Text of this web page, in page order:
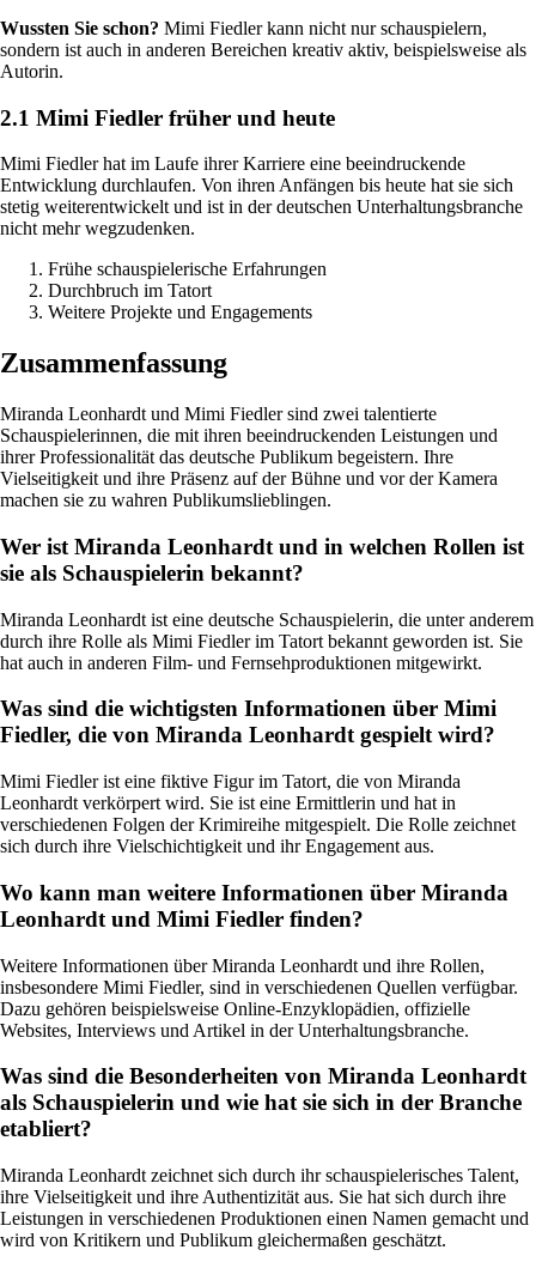
Wussten Sie schon? Mimi Fiedler kann nicht nur schauspielern,
sondern ist auch in anderen Bereichen kreativ aktiv, beispielsweise als
Autorin.
2.1 Mimi Fiedler früher und heute
Mimi Fiedler hat im Laufe ihrer Karriere eine beeindruckende
Entwicklung durchlaufen. Von ihren Anfängen bis heute hat sie sich
stetig weiterentwickelt und ist in der deutschen Unterhaltungsbranche
nicht mehr wegzudenken.
Frühe schauspielerische Erfahrungen
Durchbruch im Tatort
Weitere Projekte und Engagements
Zusammenfassung
Miranda Leonhardt und Mimi Fiedler sind zwei talentierte
Schauspielerinnen, die mit ihren beeindruckenden Leistungen und
ihrer Professionalität das deutsche Publikum begeistern. Ihre
Vielseitigkeit und ihre Präsenz auf der Bühne und vor der Kamera
machen sie zu wahren Publikumslieblingen.
Wer ist Miranda Leonhardt und in welchen Rollen ist
sie als Schauspielerin bekannt?
Miranda Leonhardt ist eine deutsche Schauspielerin, die unter anderem
durch ihre Rolle als Mimi Fiedler im Tatort bekannt geworden ist. Sie
hat auch in anderen Film- und Fernsehproduktionen mitgewirkt.
Was sind die wichtigsten Informationen über Mimi
Fiedler, die von Miranda Leonhardt gespielt wird?
Mimi Fiedler ist eine fiktive Figur im Tatort, die von Miranda
Leonhardt verkörpert wird. Sie ist eine Ermittlerin und hat in
verschiedenen Folgen der Krimireihe mitgespielt. Die Rolle zeichnet
sich durch ihre Vielschichtigkeit und ihr Engagement aus.
Wo kann man weitere Informationen über Miranda
Leonhardt und Mimi Fiedler finden?
Weitere Informationen über Miranda Leonhardt und ihre Rollen,
insbesondere Mimi Fiedler, sind in verschiedenen Quellen verfügbar.
Dazu gehören beispielsweise Online-Enzyklopädien, offizielle
Websites, Interviews und Artikel in der Unterhaltungsbranche.
Was sind die Besonderheiten von Miranda Leonhardt
als Schauspielerin und wie hat sie sich in der Branche
etabliert?
Miranda Leonhardt zeichnet sich durch ihr schauspielerisches Talent,
ihre Vielseitigkeit und ihre Authentizität aus. Sie hat sich durch ihre
Leistungen in verschiedenen Produktionen einen Namen gemacht und
wird von Kritikern und Publikum gleichermaßen geschätzt.